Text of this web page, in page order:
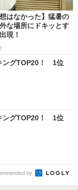
想はなかった】猛暑の
な場所にドキッとす
現！
ングTOP20！ 1位
ングTOP20！ 1位
by